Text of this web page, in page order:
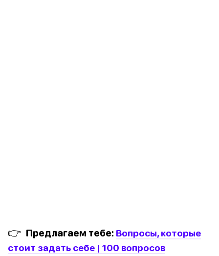
👉 Предлагаем тебе: Вопросы, которые
стоит задать себе | 100 вопросов